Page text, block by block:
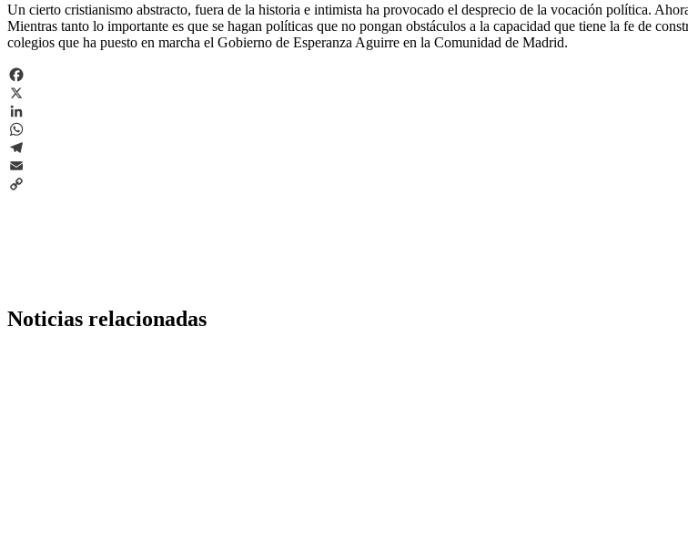
Un cierto cristianismo abstracto, fuera de la historia e intimista ha provocado el desprecio de la vocación política.
Mientras tanto lo importante es que se hagan políticas que no pongan obstáculos a la capacidad que tiene la fe de
colegios que ha puesto en marcha el Gobierno de Esperanza Aguirre en la Comunidad de Madrid.
Facebook
X
LinkedIn
WhatsApp
Telegram
Email
Noticias relacionadas